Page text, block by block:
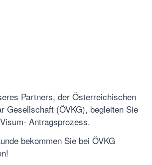
Partners, der Österreichischen
Gesellschaft (ÖVKG), begleiten Sie
Antragsprozess.
bekommen Sie bei ÖVKG